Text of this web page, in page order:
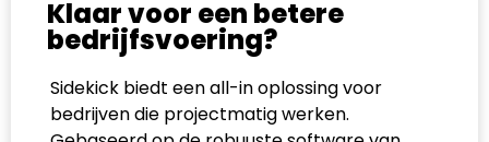
Klaar voor een betere
bedrijfsvoering?
Sidekick biedt een all-in oplossing voor
bedrijven die projectmatig werken.